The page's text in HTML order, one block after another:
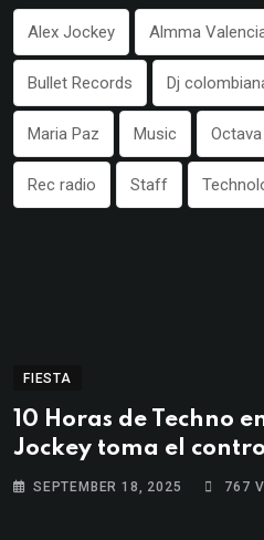
Alex Jockey Almma
Bullet Records Dj
Maria Paz Music Octava
Rec radio Staff
FIESTA
10 Horas de Techno
Jockey toma el
SEPTEMBER 18, 2025 767